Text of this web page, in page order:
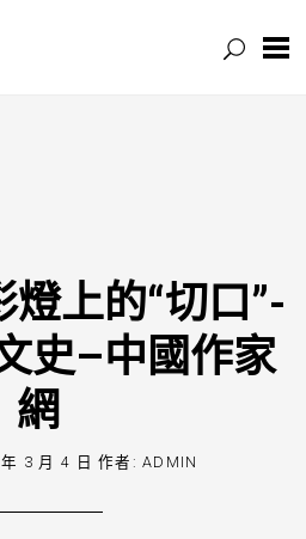
上的“切口”-
史–中國作家
網
3 月 4 日 作者:ADMIN